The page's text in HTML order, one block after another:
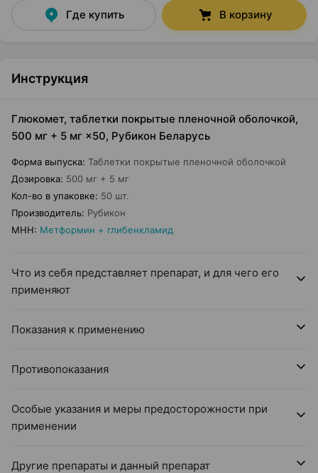
Где купить В корзину
Инструкция
Глюкомет, таблетки покрытые пленочной оболочкой,
500 мг + 5 мг ×50, Рубикон Беларусь
Форма выпуска: Таблетки покрытые пленочной оболочкой
Дозировка: 500 мг + 5 мг
Кол-во в упаковке: 50 шт.
Производитель: Рубикон
МНН: Метформин + глибенкламид
Что из себя представляет препарат, и для чего его
применяют
Показания к применению
Противопоказания
Особые указания и меры предосторожности при
применении
Другие препараты и данный препарат